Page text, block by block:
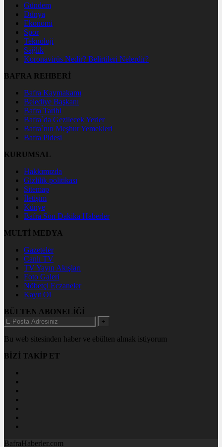
Gündem
Dünya
Ekonomi
Spor
Teknoloji
Sağlık
Koronavirüs Nedir? Belirtileri Nelerdir?
BAFRA REHBERİ
Bafra Kaymakamı
Belediye Başkanı
Bafra Tarihi
Bafra`da Gezilecek Yerler
Bafra`nın Meşhur Yemekleri
Bafra Pidesi
KURUMSAL
Hakkımızda
Gizlilik politikası
Sitemap
İletişim
Künye
Bafra Son Dakika Haberler
MULTİ MEDYA
Gazeteler
Canlı TV
TV Yayın Akışları
Foto Galeri
Nöbetçi Eczaneler
Kayıt Ol
BÜLTEN ABONELİĞİ
+
Bu web sitesinden haber ve ebülten almak istiyorum
BİZİ TAKİP ET
BafraHaberler.com